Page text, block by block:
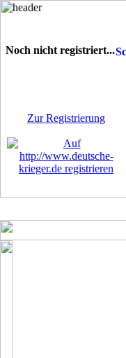
Noch nicht registriert...
Zur Registrierung